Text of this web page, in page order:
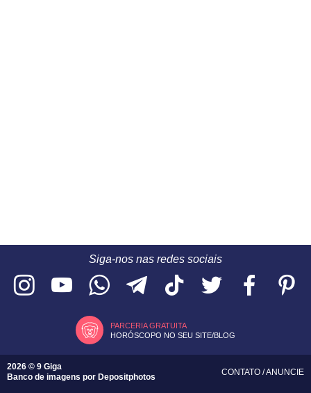
Siga-nos nas redes sociais
PARCERIA GRATUITA
HORÓSCOPO NO SEU SITE/BLOG
2026 © 9 Giga
Banco de imagens por Depositphotos
CONTATO /ANUNCIE